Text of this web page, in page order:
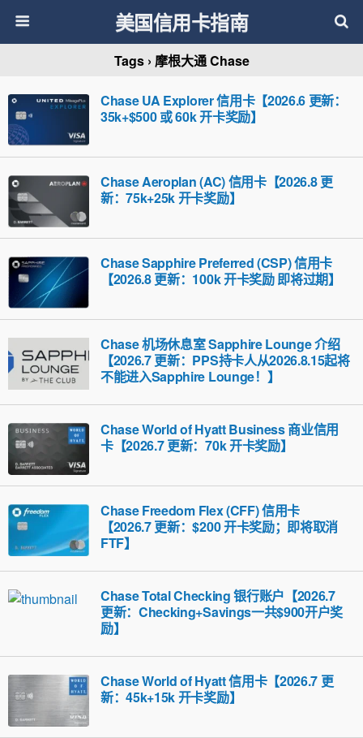
美国信用卡指南
Tags › 摩根大通 Chase
Chase UA Explorer 信用卡【2026.6 更新：
35k+$500 或 60k 开卡奖励】
Chase Aeroplan (AC) 信用卡【2026.8 更
新：75k+25k 开卡奖励】
Chase Sapphire Preferred (CSP) 信用卡
【2026.8 更新：100k 开卡奖励 即将过期】
Chase 机场休息室 Sapphire Lounge 介绍
【2026.7 更新：PPS持卡人从2026.8.15起将
不能进入Sapphire Lounge！】
Chase World of Hyatt Business 商业信用
卡【2026.7 更新：70k 开卡奖励】
Chase Freedom Flex (CFF) 信用卡
【2026.7 更新：$200 开卡奖励；即将取消
FTF】
Chase Total Checking 银行账户【2026.7
更新：Checking+Savings一共$900开户奖
励】
Chase World of Hyatt 信用卡【2026.7 更
新：45k+15k 开卡奖励】